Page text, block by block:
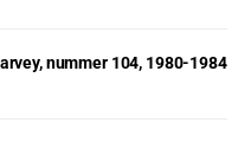
nummer 104, 1980-1984